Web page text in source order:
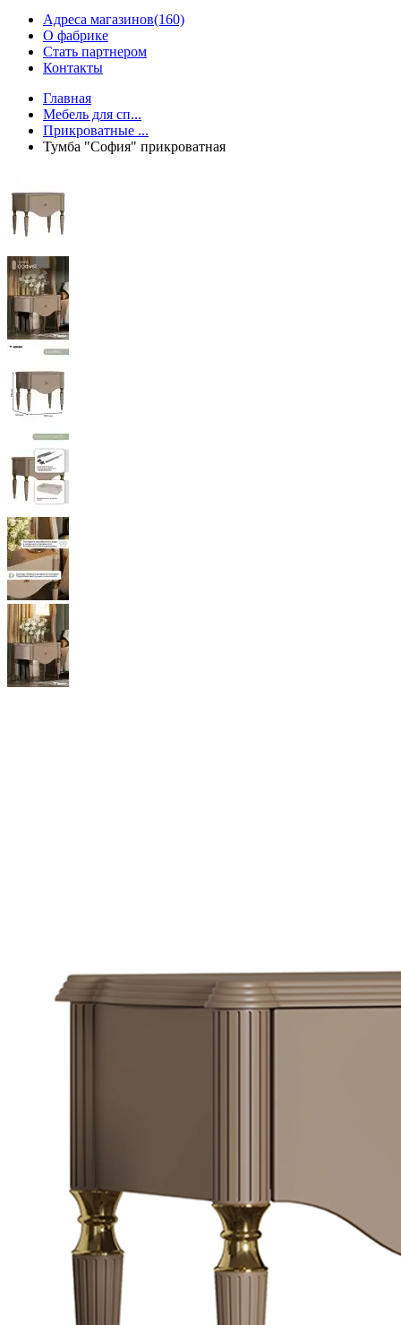
Адреса магазинов(160)
О фабрике
Стать партнером
Контакты
Главная
Мебель для сп...
Прикроватные ...
Тумба "София" прикроватная